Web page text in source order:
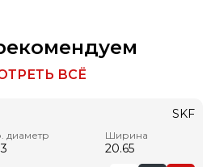
ВСЁ
диаметр Ширина
20.65
SKF